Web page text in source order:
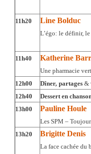
11h20 Line Bolduc
L’égo: le définir, le
11h40 Katherine Barr
Une pharmacie
12h00
Dîner, partages &
12h40
Dessert en
13h00
Pauline Houle
Les SPM –
13h20
Brigitte Denis
La face cachée du